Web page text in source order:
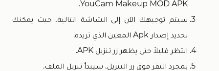
YouCam Makeup MOD APK.
سيتم توجيهك الآن إلى الشاشة التالية، حيث يمكنك
تحديد إصدار Apk المعين الذي تريده.
انتظر قليلاً حتى يظهر زر تنزيل APK.
بمجرد النقر فوق زر التنزيل، سيبدأ تنزيل الملف.